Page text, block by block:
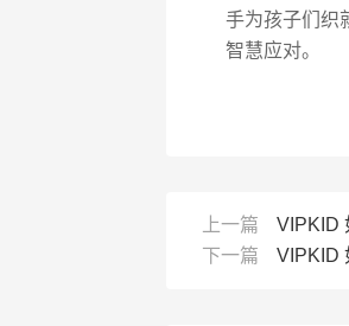
手为孩子们织
智慧应对。
上一篇
VIPKID
下一篇
VIPKID